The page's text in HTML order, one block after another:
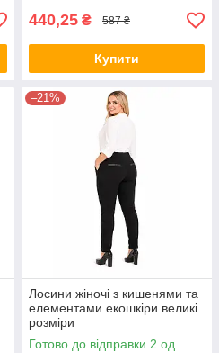
440,25 ₴ 587 ₴
Купити
–21%
Лосини жіночі з кишенями та
елементами екошкіри великі
розміри
Готово до відправки 2 од.